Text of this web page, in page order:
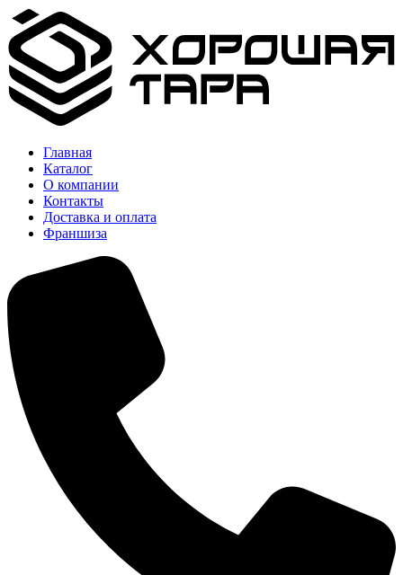
Главная
Каталог
О компании
Контакты
Доставка и оплата
Франшиза